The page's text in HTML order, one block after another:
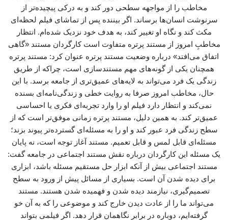
مخاطب را از مواجهه سطحی دور کند و به درکی پیچیده‌تر از
سرنوشت انسان‌ها برساند. اگر بیننده پس از تماشای فیلم لحظه‌ای
مکث کند و نگاه او تغییر کند، به هدف خود نزدیک شده‌ام. انتظار
مخاطبِ امروز از مستند پرتره متفاوت است کارگردان مستند «گاهی
اتفاق می‌افتد» درباره وضعیت مستند پرتره عنوان کرد: مستند پرتره
همچنان یکی از گونه‌های مهم مستندسازی است، چراکه از طریق
زندگی یک فرد می‌تواند به لایه‌های عمیق‌تری از جامعه برسد. با این
حال، مخاطب امروز صرفا به روایت خطی و زندگی‌نامه‌ای بسنده
نمی‌کند و انتظار دارد فیلم او را وارد تجربه‌ای فکری یا احساسی
عمیق‌تر کند. به همین دلیل، مستند پرتره زمانی موفق‌تر است که از
سطح زندگی فرد عبور کند و او را به مسئله‌ای گسترده‌تر پیوند بزند؛
مسئله‌ای قابل لمس و قابل تعمیم. مستند آغاز توجه است، نه پایان
یک مسئله این کارگردان درباره نقش مستند اجتماعی در جامعه گفت:
مستند اجتماعی بیش از آنکه ابزار حل مستقیم مسئله باشد، ابزاری
برای دیده شدن آن است. بسیاری از مسائل پیش از ورود به سطح
تصمیم‌گیری، نیازمند دیده شدن و فهمیده شدن هستند. مستند
می‌تواند ما را از عادت دیدن خارج کند و موضوعی را که به آن خو
گرفته‌ایم، دوباره در برابر نگاهمان قرار دهد. اگر فیلمی بتواند